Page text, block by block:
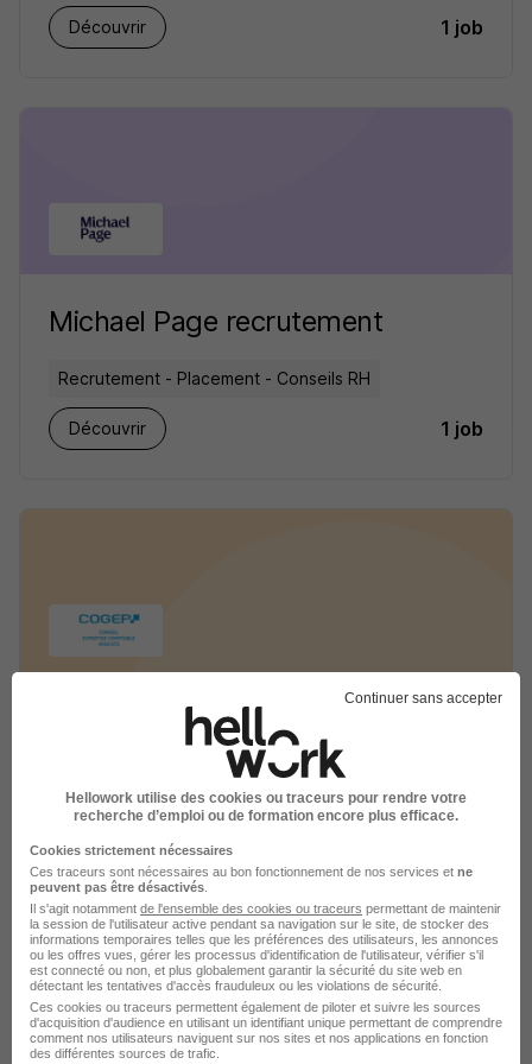
Découvrir 1 job
Michael Page recrutement
Recrutement - Placement - Conseils RH
Découvrir 1 job
COGEP GROUPE recrutement
Conseil - Finance - Audit
Continuer sans accepter
Hellowork utilise des cookies ou traceurs pour rendre votre
recherche d’emploi ou de formation encore plus efficace.
Cookies strictement nécessaires
Ces traceurs sont nécessaires au bon fonctionnement de nos services et ne
peuvent pas être désactivés
Il s'agit notamment de l'ensemble des cookies ou traceurs permettant de maintenir
la session de l'utilisateur active pendant sa navigation sur le site, de stocker des
informations temporaires telles que les préférences des utilisateurs, les annonces
ou les offres vues, gérer les processus d'identification de l'utilisateur, vérifier s'il
est connecté ou non, et plus globalement garantir la sécurité du site web en
détectant les tentatives d'accès frauduleux ou les violations de sécurité.
Ces cookies ou traceurs permettent également de piloter et suivre les sources
d'acquisition d'audience en utilisant un identifiant unique permettant de comprendre
comment nos utilisateurs naviguent sur nos sites et nos applications en fonction
des différentes sources de trafic.